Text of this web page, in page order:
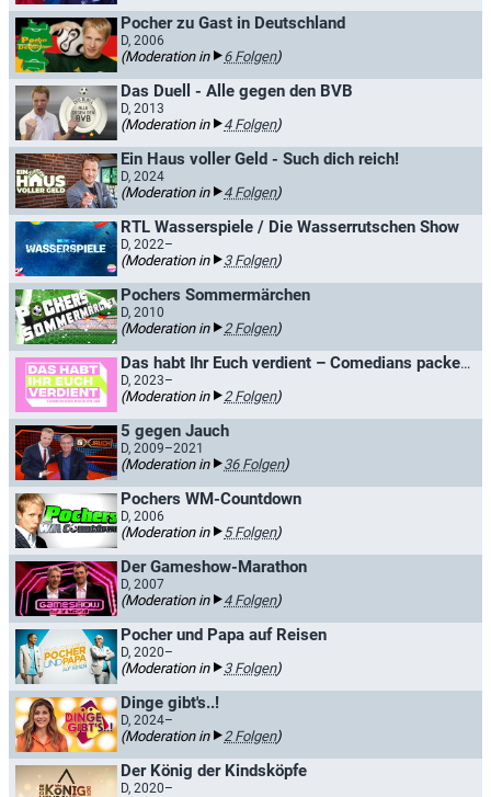
Pocher zu Gast in Deutschland
D, 2006
(Moderation in 6 Folgen)
Das Duell - Alle gegen den BVB
D, 2013
(Moderation in 4 Folgen)
Ein Haus voller Geld - Such dich reich!
D, 2024
(Moderation in 4 Folgen)
RTL Wasserspiele / Die Wasserrutschen Show
D, 2022–
(Moderation in 3 Folgen)
Pochers Sommermärchen
D, 2010
(Moderation in 2 Folgen)
Das habt Ihr Euch verdient – Comedians packen an
D, 2023–
(Moderation in 2 Folgen)
5 gegen Jauch
D, 2009–2021
(Moderation in 36 Folgen)
Pochers WM-Countdown
D, 2006
(Moderation in 5 Folgen)
Der Gameshow-Marathon
D, 2007
(Moderation in 4 Folgen)
Pocher und Papa auf Reisen
D, 2020–
(Moderation in 3 Folgen)
Dinge gibt's..!
D, 2024–
(Moderation in 2 Folgen)
Der König der Kindsköpfe
D, 2020–